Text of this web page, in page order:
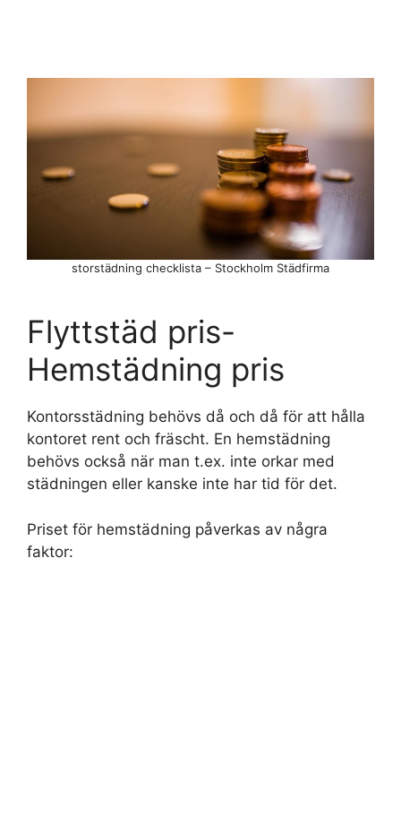
storstädning checklista – Stockholm Städfirma
Flyttstäd pris-
Hemstädning pris
Kontorsstädning behövs då och då för att hålla
kontoret rent och fräscht. En hemstädning
behövs också när man t.ex. inte orkar med
städningen eller kanske inte har tid för det.
Priset för hemstädning påverkas av några
faktor: